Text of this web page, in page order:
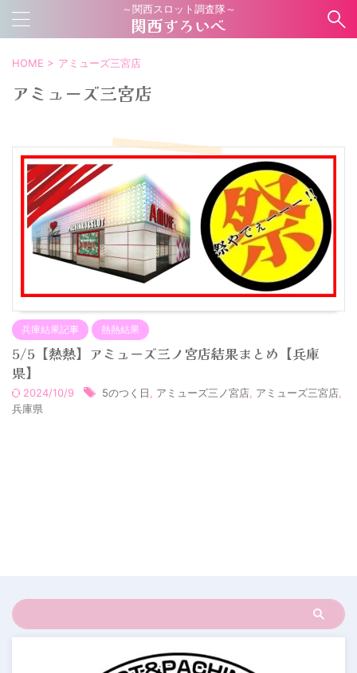
～関西スロット調査隊～
関西すろいべ
HOME > アミューズ三宮店
アミューズ三宮店
兵庫結果記事 熱熱結果
5/5【熱熱】アミューズ三ノ宮店結果まとめ【兵庫
県】
2024/10/9 5のつく日, アミューズ三ノ宮店, アミューズ三宮店,
兵庫県